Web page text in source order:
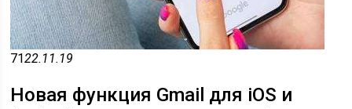
7122.11.19
Новая функция Gmail для iOS и